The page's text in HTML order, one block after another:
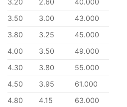
3.20
2.60
40.000
3.50
3.00
43.000
3.80
3.25
45.000
4.00
3.50
49.000
4.30
3.80
55.000
4.50
3.95
61.000
4.80
4.15
63.000